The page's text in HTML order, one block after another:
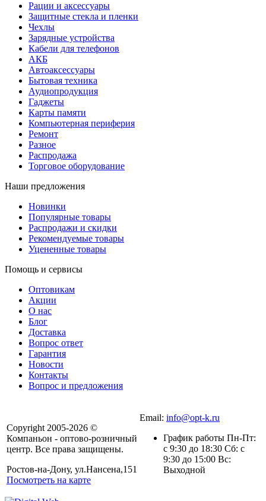
Рации и аксессуары
Защитные стекла и пленки
Чехлы
Зарядные устройства
Кабели для телефонов
АКБ
Автоаксессуары
Бытовая техника
Аудиопродукция
Гаджеты
Карты памяти
Компьютерная периферия
Ремонт
Разное
Распродажа
Торговое оборудование
Наши предложения
Новинки
Популярные товары
Распродажи и скидки
Рекомендуемые товары
Уцененные товары
Помощь и сервисы
Оптовикам
Акции
О нас
Блог
Доставка
Вопрос ответ
Гарантия
Новости
Контакты
Вопрос и предложения
Copyright 2005-2026 ©
Компаньон - оптово-розничный
центр. Все права защищены.
Ростов-на-Дону, ул.Нансена,151
Посмотреть на карте
Email: info@opt-k.ru
График работы Пн-Пт:
с 9:30 до 18:30 Сб: с
9:30 до 15:00 Вс:
Выходной